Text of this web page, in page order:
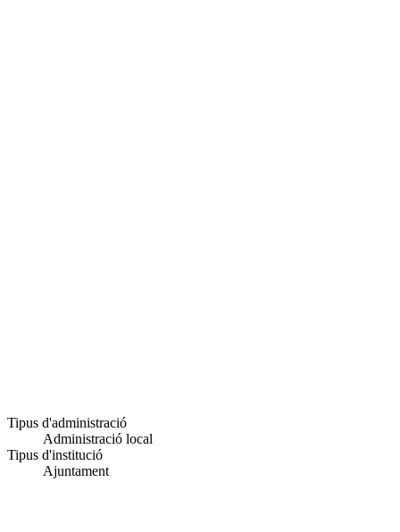
Tipus d'administració
Administració local
Tipus d'institució
Ajuntament